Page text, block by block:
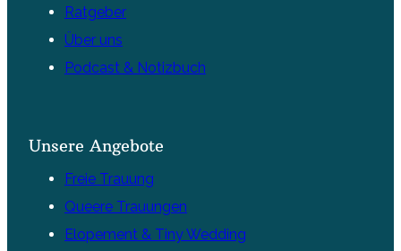
Ratgeber
Über uns
Podcast & Notizbuch
Unsere Angebote
Freie Trauung
Queere Trauungen
Elopement & Tiny Wedding